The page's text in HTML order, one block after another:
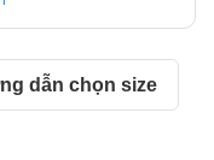
dẫn chọn size